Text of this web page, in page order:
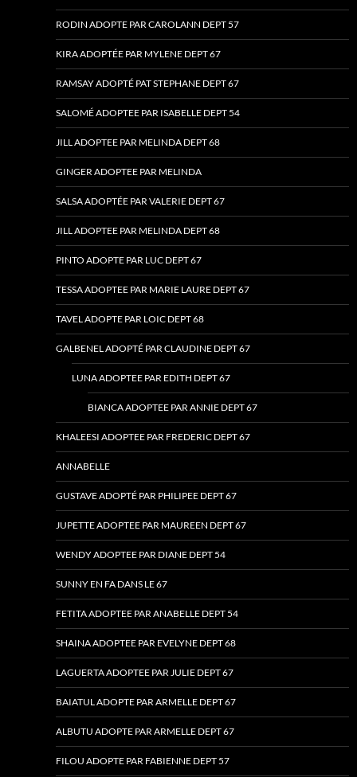
RODIN ADOPTE PAR CAROLANN DEPT 57
KIRA ADOPTÉE PAR MYLENE DEPT 67
RAMSAY ADOPTÉ PAT STEPHANE DEPT 67
SALOMÉ ADOPTEE PAR ISABELLE DEPT 54
JILL ADOPTEE PAR MELINDA DEPT 68
GINGER ADOPTEE PAR MELINDA
SALSA ADOPTÉE PAR VALERIE DEPT 67
JILL ADOPTEE PAR MELINDA DEPT 68
PINTO ADOPTE PAR LUC DEPT 67
TESSA ADOPTEE PAR MARIE LAURE DEPT 67
TAVEL ADOPTE PAR LOIC DEPT 68
GALBENEL ADOPTÉ PAR CLAUDINE DEPT 67
LUNA ADOPTEE PAR EDITH DEPT 67
BIANCA ADOPTEE PAR ANNIE DEPT 67
KHALEESI ADOPTEE PAR FREDERIC DEPT 67
ANNABELLE
GUSTAVE ADOPTÉ PAR PHILIPEE DEPT 67
JUPETTE ADOPTEE PAR MAUREEN DEPT 67
WENDY ADOPTEE PAR DIANE DEPT 54
SUNNY EN FA DANS LE 67
FETITA ADOPTEE PAR ANABELLE DEPT 54
SHAINA ADOPTEE PAR EVELYNE DEPT 68
LAGUERTA ADOPTEE PAR JULIE DEPT 67
BAIATUL ADOPTE PAR ARMELLE DEPT 67
ALBUTU ADOPTE PAR ARMELLE DEPT 67
FILOU ADOPTE PAR FABIENNE DEPT 57